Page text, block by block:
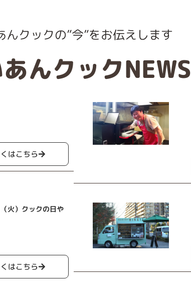
んクックの”今”をお伝えします
んクックNEWS
はこちら
火）クックの日や
はこちら